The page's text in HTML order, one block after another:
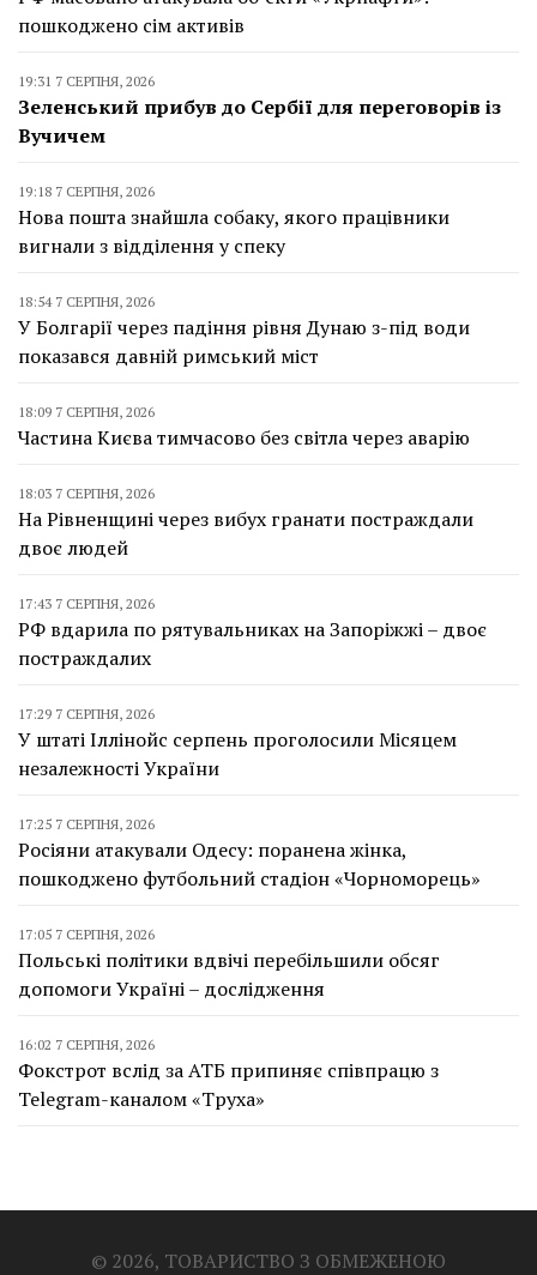
пошкоджено сім активів
19:31 7 СЕРПНЯ, 2026
Зеленський прибув до Сербії для переговорів із
Вучичем
19:18 7 СЕРПНЯ, 2026
Нова пошта знайшла собаку, якого працівники
вигнали з відділення у спеку
18:54 7 СЕРПНЯ, 2026
У Болгарії через падіння рівня Дунаю з-під води
показався давній римський міст
18:09 7 СЕРПНЯ, 2026
Частина Києва тимчасово без світла через аварію
18:03 7 СЕРПНЯ, 2026
На Рівненщині через вибух гранати постраждали
двоє людей
17:43 7 СЕРПНЯ, 2026
РФ вдарила по рятувальниках на Запоріжжі – двоє
постраждалих
17:29 7 СЕРПНЯ, 2026
У штаті Іллінойс серпень проголосили Місяцем
незалежності України
17:25 7 СЕРПНЯ, 2026
Росіяни атакували Одесу: поранена жінка,
пошкоджено футбольний стадіон «Чорноморець»
17:05 7 СЕРПНЯ, 2026
Польські політики вдвічі перебільшили обсяг
допомоги Україні – дослідження
16:02 7 СЕРПНЯ, 2026
Фокстрот вслід за АТБ припиняє співпрацю з
Telegram-каналом «Труха»
© 2026, ТОВАРИСТВО З ОБМЕЖЕНОЮ